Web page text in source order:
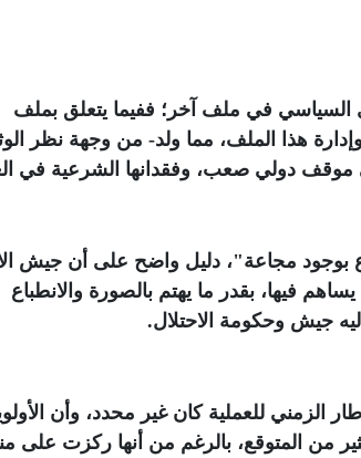
السياسي في ملف آخر؛ ففيما يتعلق بملف
هذا الملف، مما ولد- من وجهة نظر
موقف دولي صعب، وفقدانها الشرعية في
بوجود مجاعة"، دليل واضح على أن جيش
فيها، بقدر ما يهتم بالصورة والانطباع
جيش وحكومة الاحتلال.
الزمني للعملية كان غير محدد، وأن
من المتوقع، بالرغم من أنها ركزت على